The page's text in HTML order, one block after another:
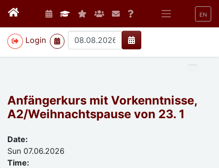
EN
Login
>
Anfängerkurs mit Vorkenntnisse,
A2/Weihnachtspause von 23. 1
Date:
Sun 07.06.2026
Time: